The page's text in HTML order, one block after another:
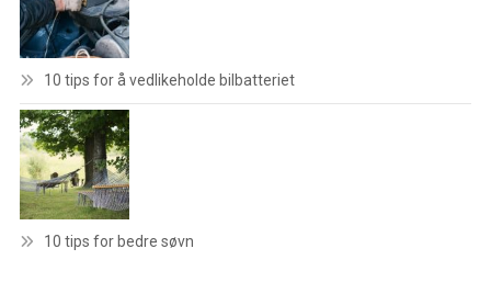
10 tips for å vedlikeholde bilbatteriet
10 tips for bedre søvn